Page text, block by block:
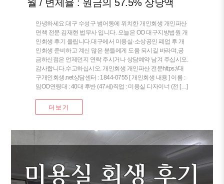
월 / 변제율 : 원금의 57.5% 상당액
안녕하세요.대구 수성구 범어동에 위치한 개인회생 개인파산
면책 전문 김재현 법무사 입니다. 오늘은 OO 대구지방법원 개
인회생 후기 올립니다.대구에서 미용실·소상공인 폐업 후 개
인회생 준비하고 계신 많은 분들에게 도움 되시길 바라며,궁
금하신점은 언제던지 연락 주시거나 상담예약 남겨 주십시오.
감사합니다.수고하십시오. 개인회생 개인파산 전문https://대
구개인회생.net상담센터 : 1844-0755 [ 개인회생 내용 ] 이름 :
임OO연령대 : 40대 후반 (47세)직업 : 미용실 디자이너 (전 […]
더보기